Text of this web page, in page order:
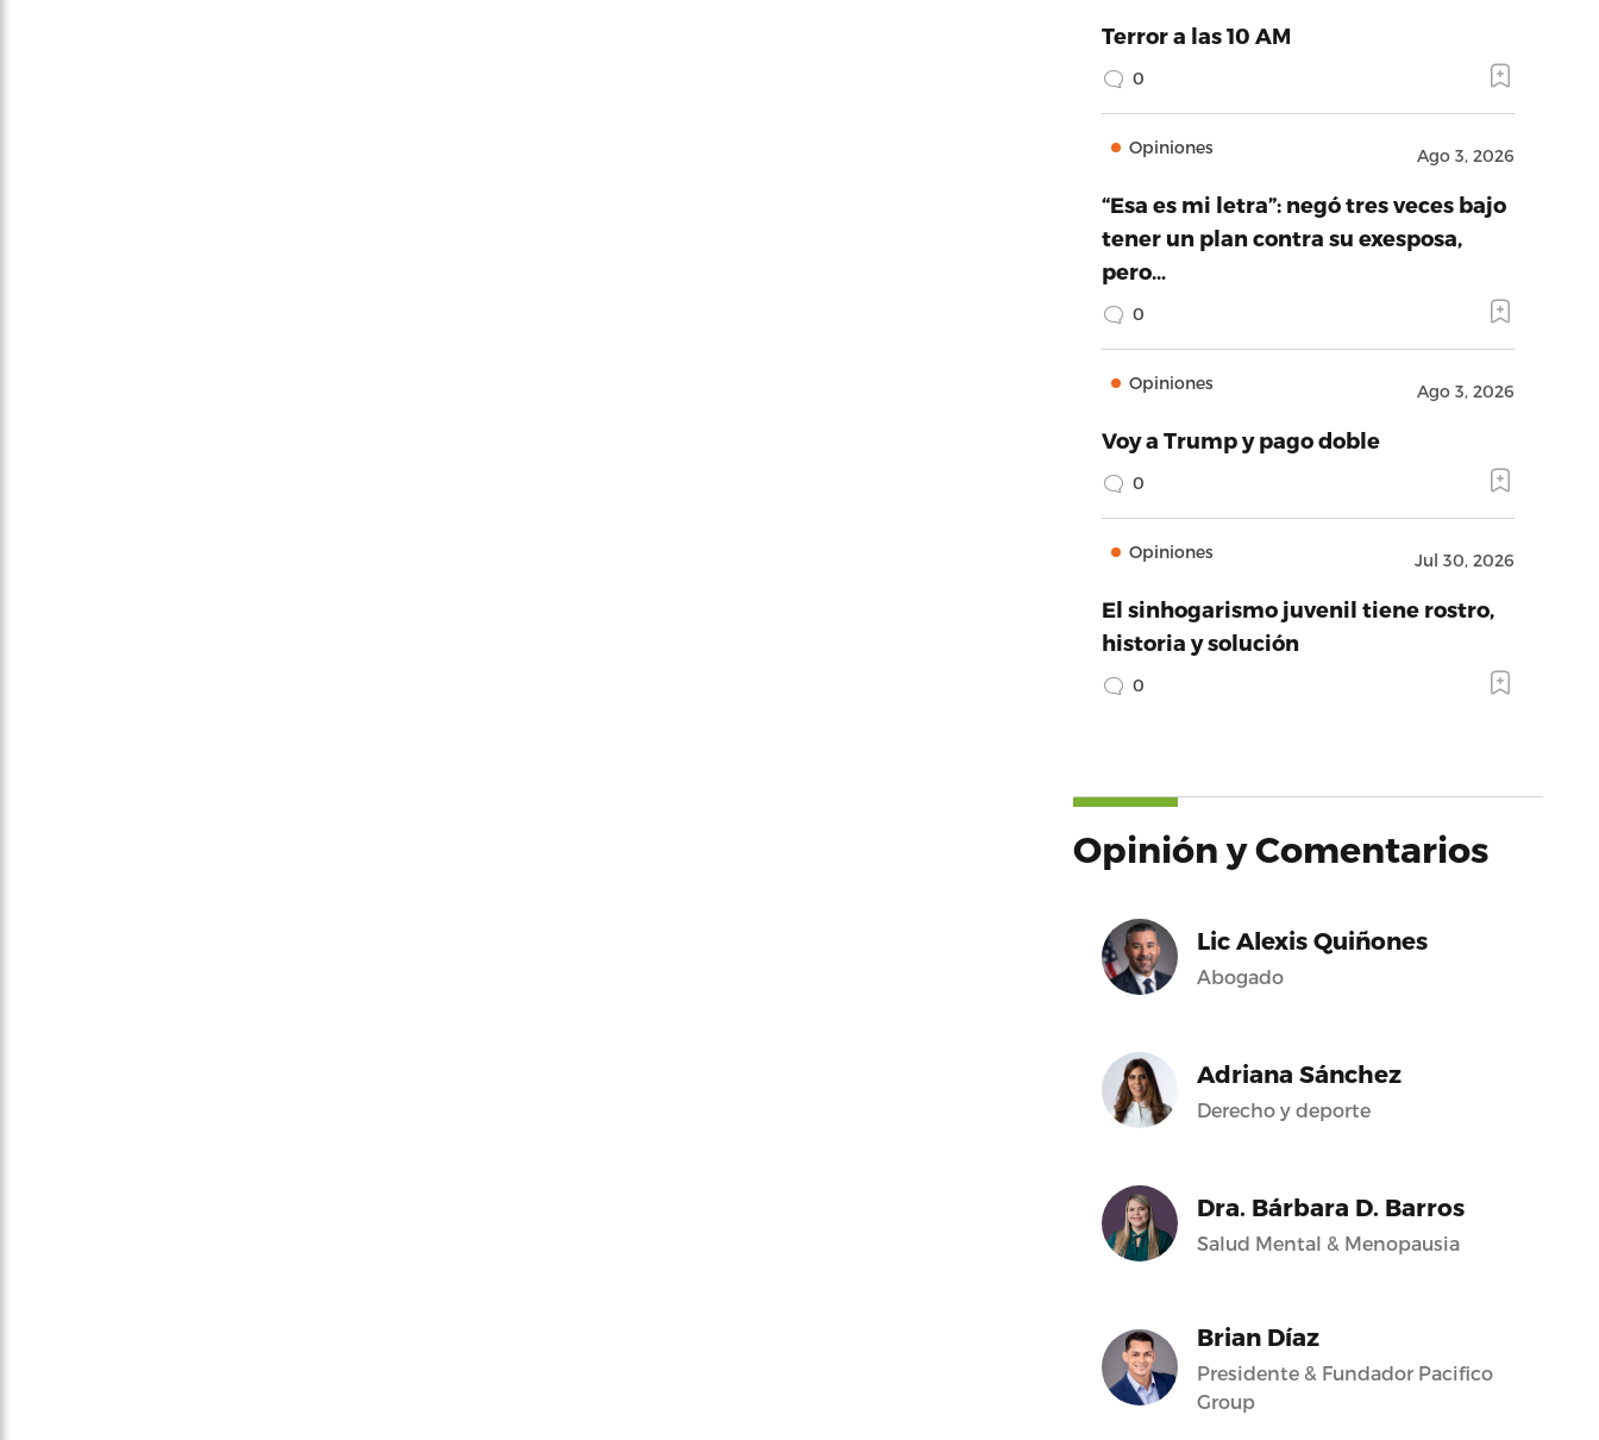
Terror a las 10 AM
0
Opiniones Ago 3, 2026
“Esa es mi letra”: negó tres veces bajo
tener un plan contra su exesposa,
pero…
0
Opiniones Ago 3, 2026
Voy a Trump y pago doble
0
Opiniones Jul 30, 2026
El sinhogarismo juvenil tiene rostro,
historia y solución
0
Opinión y Comentarios
Lic Alexis Quiñones
Abogado
Adriana Sánchez
Derecho y deporte
Dra. Bárbara D. Barros
Salud Mental & Menopausia
Brian Díaz
Presidente & Fundador Pacifico
Group